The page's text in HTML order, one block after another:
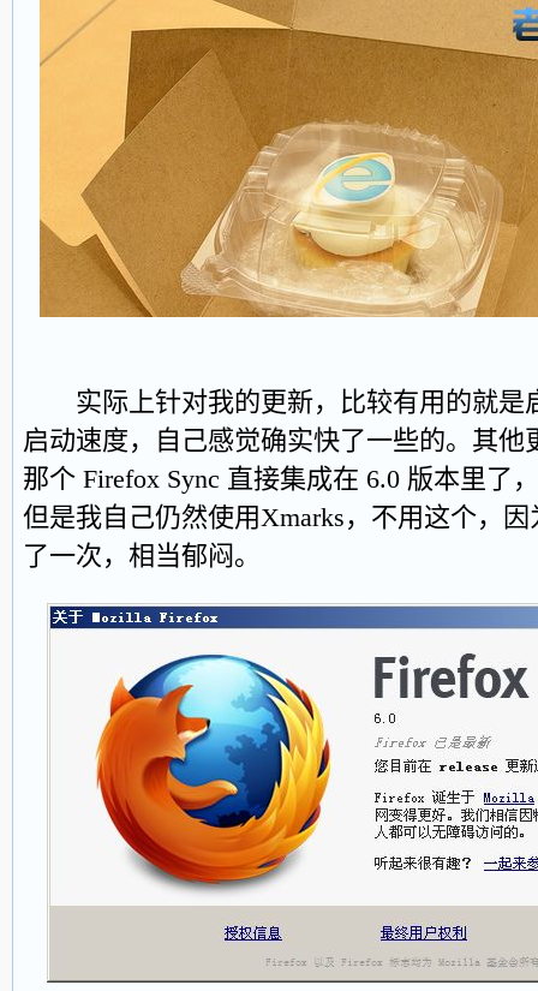
实际上针对我的更新，比较有用的就是
启动速度，自己感觉确实快了一些的。其他
那个 Firefox Sync 直接集成在 6.0 版本里了
但是我自己仍然使用Xmarks，不用这个，
了一次，相当郁闷。